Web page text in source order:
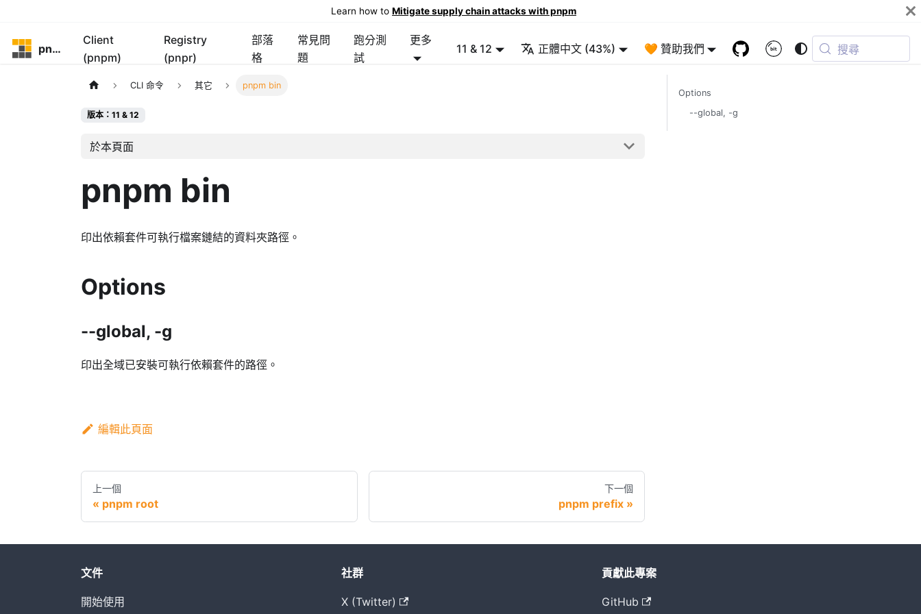
Learn how to Mitigate supply chain attacks with pnpm
pnpm
Client
(pnpm)
Registry
(pnpr)
部落
格
常見問
題
跑分測
試
更多
11 & 12 正體中文 (43%) 🧡 贊助我們 搜尋
CLI 命令 其它 pnpm bin
版本：11 & 12
於本頁面
pnpm bin
印出依賴套件可執行檔案鏈結的資料夾路徑。
Options
--global, -g
印出全域已安裝可執行依賴套件的路徑。
編輯此頁面
上一個
pnpm root
下一個
pnpm prefix
Options
--global, -g
文件
開始使用
社群
X (Twitter)
貢獻此專案
GitHub